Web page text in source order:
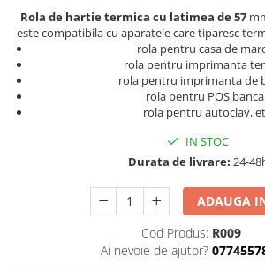
Rola de hartie termica cu latimea de 57
este compatibila cu aparatele care tiparesc
rola pentru casa de
rola pentru imprimanta
rola pentru imprimanta de
rola pentru POS
rola pentru autoclav,
IN STOC
Durata de livrare: 24-
ADAUGA
Cod Produs: R009
Ai nevoie de ajutor?